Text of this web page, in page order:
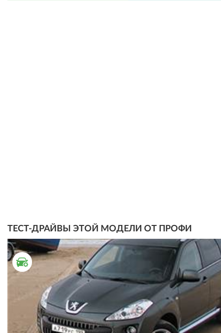
ТЕСТ-ДРАЙВЫ ЭТОЙ МОДЕЛИ ОТ ПРОФИ
ТЕСТ ДРАЙВ